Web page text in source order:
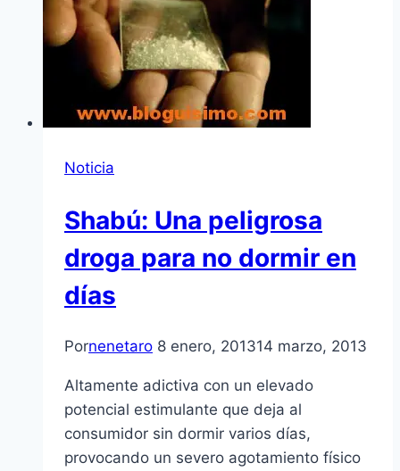
Noticia
Shabú: Una peligrosa
droga para no dormir en
dí­as
Pornenetaro 8 enero, 201314 marzo, 2013
Altamente adictiva con un elevado
potencial estimulante que deja al
consumidor sin dormir varios dí­as,
provocando un severo agotamiento fí­sico